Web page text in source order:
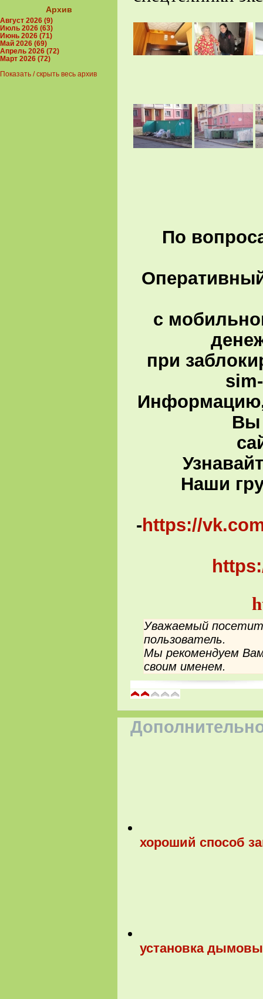
По
с
при
Вы
Наши
-https://
Уважаемый
пользователь.
Мы рекомендуем
своим именем.
хороший способ
установка
Архив
Август 2026 (9)
Июль 2026 (63)
Июнь 2026 (71)
Май 2026 (69)
Апрель 2026 (72)
Март 2026 (72)
Показать / скрыть весь архив